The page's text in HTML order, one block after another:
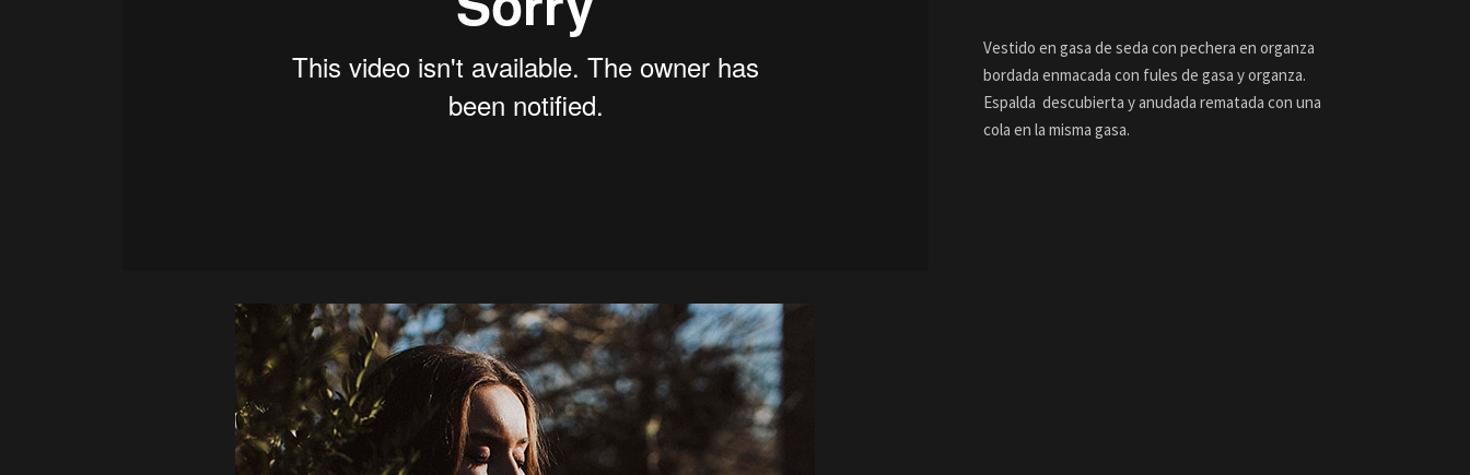
Vestido en gasa de seda con pechera en organza
bordada enmacada con fules de gasa y organza.
Espalda descubierta y anudada rematada con una
cola en la misma gasa.